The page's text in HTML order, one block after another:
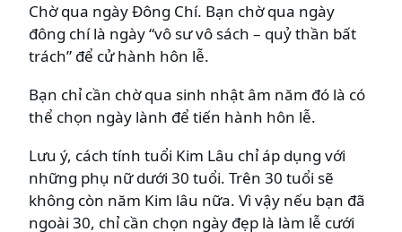
Chờ qua ngày Đông Chí. Bạn chờ qua ngày
đông chí là ngày “vô sư vô sách – quỷ thần bất
trách” để cử hành hôn lễ.
Bạn chỉ cần chờ qua sinh nhật âm năm đó là có
thể chọn ngày lành để tiến hành hôn lễ.
Lưu ý, cách tính tuổi Kim Lâu chỉ áp dụng với
những phụ nữ dưới 30 tuổi. Trên 30 tuổi sẽ
không còn năm Kim lâu nữa. Vì vậy nếu bạn đã
ngoài 30, chỉ cần chọn ngày đẹp là làm lễ cưới